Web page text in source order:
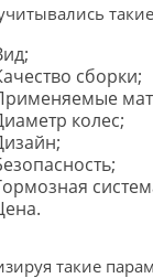
сборки;
колес;
такие